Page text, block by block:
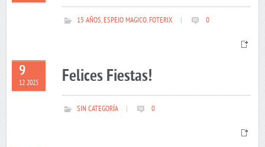
15 AÑOS,ESPEJO MAGICO,FOTERIX 0
9
12 2025 Felices Fiestas!
SIN CATEGORÍA 0